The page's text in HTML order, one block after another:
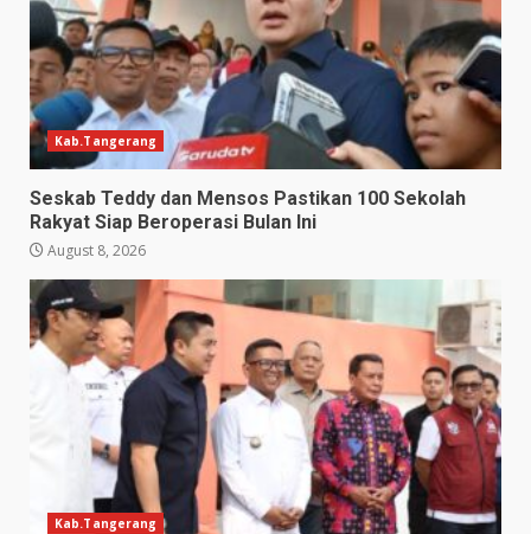
Kab.Tangerang
Seskab Teddy dan Mensos Pastikan 100 Sekolah
Rakyat Siap Beroperasi Bulan Ini
August 8, 2026
Kab.Tangerang